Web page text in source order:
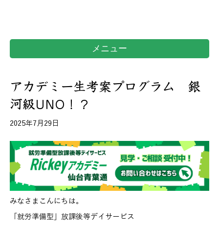
メニュー
アカデミー生考案プログラム 銀
河級UNO！？
2025年7月29日
みなさまこんにちは。
「就労準備型」放課後等デイサービス